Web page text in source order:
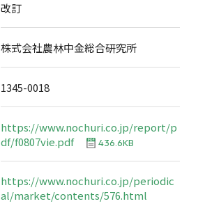
改訂
株式会社農林中金総合研究所
1345-0018
https://www.nochuri.co.jp/report/p
df/f0807vie.pdf
436.6KB
https://www.nochuri.co.jp/periodic
al/market/contents/576.html